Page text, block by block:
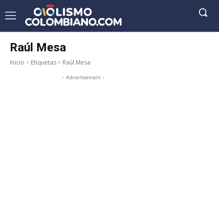
Raúl Mesa
Inicio Etiquetas Raúl Mesa
- Advertisement -